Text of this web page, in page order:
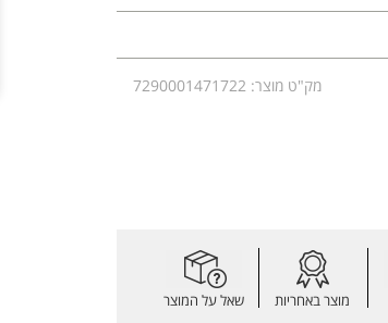
מק"ט מוצר: 7290001471722
מוצר באחריות שאל על המוצר